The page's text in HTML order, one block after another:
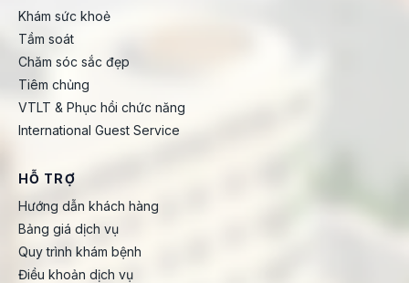
Khám sức khoẻ
Tầm soát
Chăm sóc sắc đẹp
Tiêm chủng
VTLT & Phục hồi chức năng
International Guest Service
HỖ TRỢ
Hướng dẫn khách hàng
Bảng giá dịch vụ
Quy trình khám bệnh
Điều khoản dịch vụ